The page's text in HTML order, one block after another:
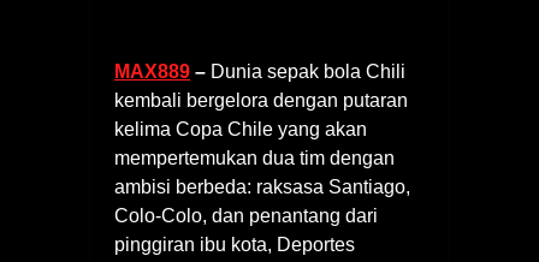
MAX889 – Dunia sepak bola Chili
kembali bergelora dengan putaran
kelima Copa Chile yang akan
mempertemukan dua tim dengan
ambisi berbeda: raksasa Santiago,
Colo-Colo, dan penantang dari
pinggiran ibu kota, Deportes